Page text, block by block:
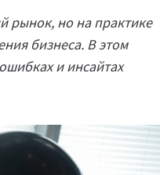
рынок, но на практике
бизнеса. В этом
и инсайтах